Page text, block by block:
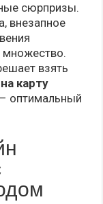
сюрпризы.
внезапное
множество.
взять
карту
– оптимальный